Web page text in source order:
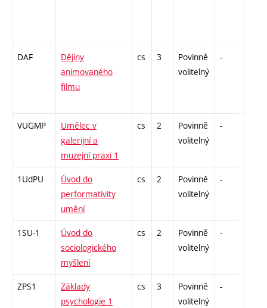
DAF
Dějiny
animovaného
filmu
cs 3
Povinně
volitelný
-
VUGMP
Umělec v
galerijní a
muzejní praxi 1
cs 2
Povinně
volitelný
-
1UdPU
Úvod do
performativity
umění
cs 2
Povinně
volitelný
-
1SU-1
Úvod do
sociologického
myšlení
cs 2
Povinně
volitelný
-
ZPS1
Základy
psychologie 1
cs 3
Povinně
volitelný
-